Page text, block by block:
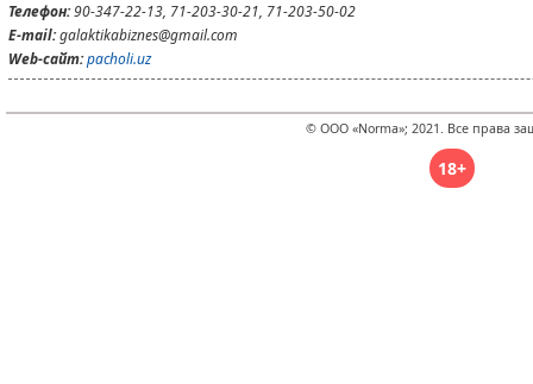
Телефон:90-347-22-13, 71-203-30-21, 71-203-50-02
E-mail:galaktikabiznes@gmail.com
Web-сайт:pacholi.uz
© ООО «Norma»; 2021. Все права
18+